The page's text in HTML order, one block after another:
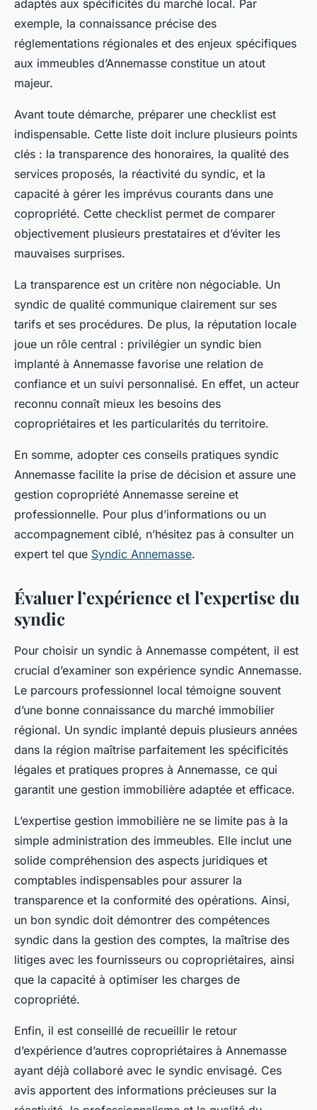
adaptés aux spécificités du marché local. Par
exemple, la connaissance précise des
réglementations régionales et des enjeux spécifiques
aux immeubles d’Annemasse constitue un atout
majeur.
Avant toute démarche, préparer une checklist est
indispensable. Cette liste doit inclure plusieurs points
clés : la transparence des honoraires, la qualité des
services proposés, la réactivité du syndic, et la
capacité à gérer les imprévus courants dans une
copropriété. Cette checklist permet de comparer
objectivement plusieurs prestataires et d’éviter les
mauvaises surprises.
La transparence est un critère non négociable. Un
syndic de qualité communique clairement sur ses
tarifs et ses procédures. De plus, la réputation locale
joue un rôle central : privilégier un syndic bien
implanté à Annemasse favorise une relation de
confiance et un suivi personnalisé. En effet, un acteur
reconnu connaît mieux les besoins des
copropriétaires et les particularités du territoire.
En somme, adopter ces conseils pratiques syndic
Annemasse facilite la prise de décision et assure une
gestion copropriété Annemasse sereine et
professionnelle. Pour plus d’informations ou un
accompagnement ciblé, n’hésitez pas à consulter un
expert tel que Syndic Annemasse.
Évaluer l’expérience et l’expertise du
syndic
Pour choisir un syndic à Annemasse compétent, il est
crucial d’examiner son expérience syndic Annemasse.
Le parcours professionnel local témoigne souvent
d’une bonne connaissance du marché immobilier
régional. Un syndic implanté depuis plusieurs années
dans la région maîtrise parfaitement les spécificités
légales et pratiques propres à Annemasse, ce qui
garantit une gestion immobilière adaptée et efficace.
L’expertise gestion immobilière ne se limite pas à la
simple administration des immeubles. Elle inclut une
solide compréhension des aspects juridiques et
comptables indispensables pour assurer la
transparence et la conformité des opérations. Ainsi,
un bon syndic doit démontrer des compétences
syndic dans la gestion des comptes, la maîtrise des
litiges avec les fournisseurs ou copropriétaires, ainsi
que la capacité à optimiser les charges de
copropriété.
Enfin, il est conseillé de recueillir le retour
d’expérience d’autres copropriétaires à Annemasse
ayant déjà collaboré avec le syndic envisagé. Ces
avis apportent des informations précieuses sur la